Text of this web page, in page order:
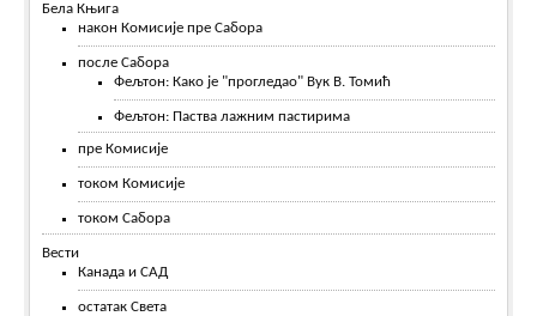
Бела Књига
након Комисије пре Сабора
после Сабора
Фељтон: Како је "прогледао" Вук В. Томић
Фељтон: Паства лажним пастирима
пре Комисије
током Комисије
током Сабора
Вести
Канада и САД
остатак Света